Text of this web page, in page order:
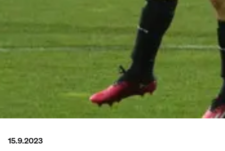
15.9.2023